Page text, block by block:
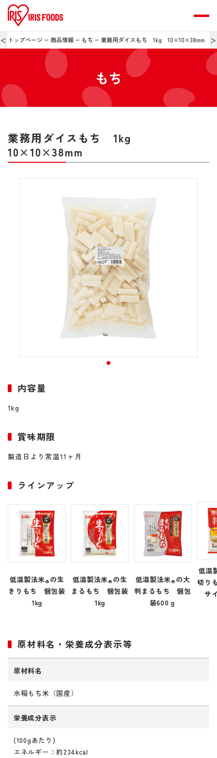
＜ トップページ 商品情報 もち 業務用ダイスもち 1kg 10×10×38mm ＞
もち
業務用ダイスもち 1kg
10×10×38mm
内容量
1kg
賞味期限
製造日より常温11ヶ月
ラインアップ
低温製法米® の生
きりもち 個包装
1kg
低温製法米® の生
まるもち 個包装
1kg
低温製法米® の大
判まるもち 個包
装600ｇ
低温
切り
サ
原材料名・栄養成分表示等
原材料名
水稲もち米（国産）
栄養成分表示
(100gあたり)
エネルギー：約234kcal